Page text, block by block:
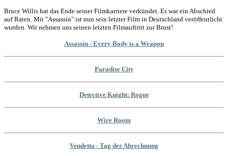
Bruce Willis hat das Ende seiner Filmkarriere verkündet. Es war ein Abschied
auf Raten. Mit "Assassin" ist nun sein letzter Film in Deutschland veröffentlicht
wurden. Wir nehmen uns seinen letzten Filmauftritt zur Brust!
Assassin - Every Body is a Weapon
Paradise City
Detective Knight: Rogue
Wire Room
Vendetta - Tag der Abrechnung